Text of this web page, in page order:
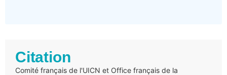
Citation
Comité français de l'UICN et Office français de la